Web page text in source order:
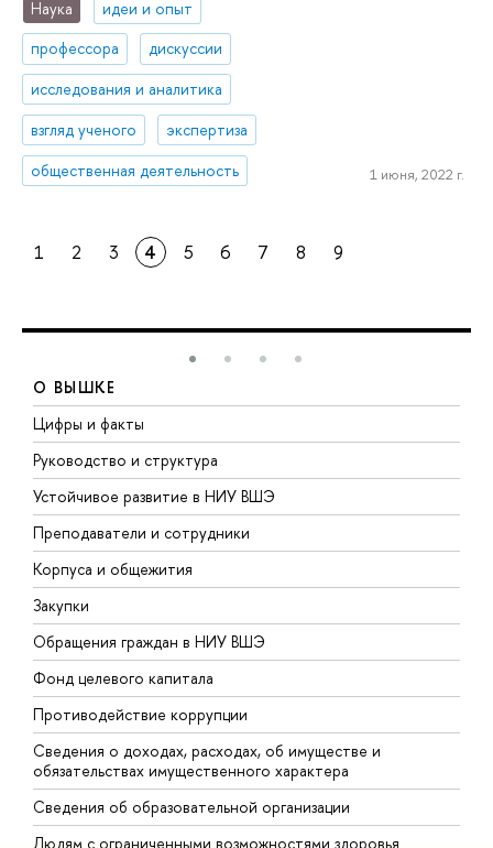
Наука
идеи и опыт
профессора
дискуссии
исследования и аналитика
взгляд ученого
экспертиза
общественная деятельность
1 июня, 2022 г.
1 2 3 4 5 6 7 8 9
О ВЫШКЕ
Цифры и факты
Руководство и структура
Устойчивое развитие в НИУ ВШЭ
Преподаватели и сотрудники
Корпуса и общежития
Закупки
Обращения граждан в НИУ ВШЭ
Фонд целевого капитала
Противодействие коррупции
Сведения о доходах, расходах, об имуществе и
обязательствах имущественного характера
Сведения об образовательной организации
Людям с ограниченными возможностями здоровья